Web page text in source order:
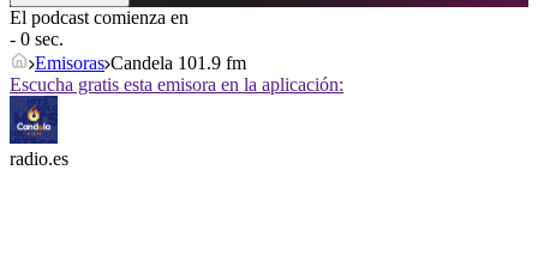
El podcast comienza en
- 0 sec.
Emisoras Candela 101.9 fm
Escucha gratis esta emisora en la aplicación:
radio.es